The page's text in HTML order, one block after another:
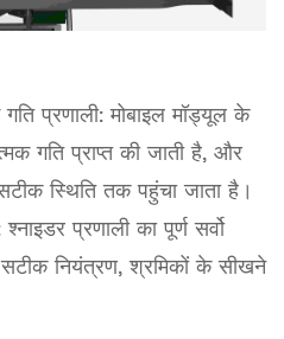
प्रणाली: मोबाइल मॉड्यूल के
गति प्राप्त की जाती है, और
स्थिति तक पहुंचा जाता है।
प्रणाली का पूर्ण सर्वो
नियंत्रण, श्रमिकों के सीखने